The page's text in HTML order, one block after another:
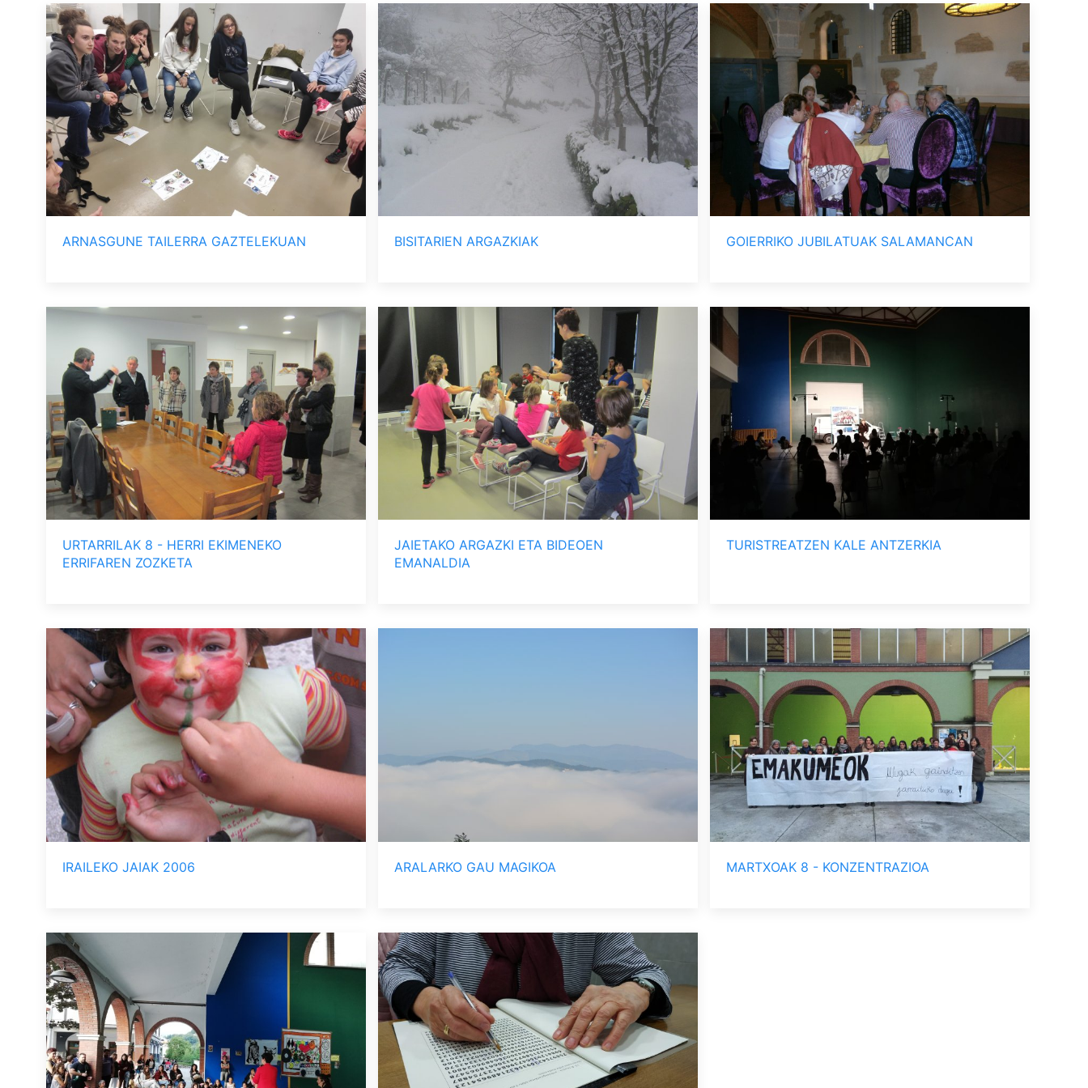
ARNASGUNE TAILERRA GAZTELEKUAN BISITARIEN ARGAZKIAK GOIERRIKO JUBILATUAK SALAMANCAN
URTARRILAK 8 - HERRI EKIMENEKO
ERRIFAREN ZOZKETA
JAIETAKO ARGAZKI ETA BIDEOEN
EMANALDIA
TURISTREATZEN KALE ANTZERKIA
IRAILEKO JAIAK 2006 ARALARKO GAU MAGIKOA MARTXOAK 8 - KONZENTRAZIOA